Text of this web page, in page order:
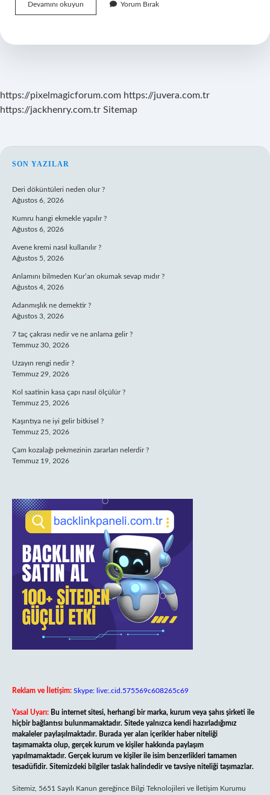
Devamını okuyun
Perde
Mi
Yorum Bırak
https://pixelmagicforum.com https://juvera.com.tr
https://jackhenry.com.tr Sitemap
SIDEBAR
SON YAZILAR
Deri döküntüleri neden olur ?
Ağustos 6, 2026
Kumru hangi ekmekle yapılır ?
Ağustos 6, 2026
Avene kremi nasıl kullanılır ?
Ağustos 5, 2026
Anlamını bilmeden Kur’an okumak sevap mıdır ?
Ağustos 4, 2026
Adanmışlık ne demektir ?
Ağustos 3, 2026
7 taç çakrası nedir ve ne anlama gelir ?
Temmuz 30, 2026
Uzayın rengi nedir ?
Temmuz 29, 2026
Kol saatinin kasa çapı nasıl ölçülür ?
Temmuz 25, 2026
Kaşıntıya ne iyi gelir bitkisel ?
Temmuz 25, 2026
Çam kozalağı pekmezinin zararları nelerdir ?
Temmuz 19, 2026
Reklam ve İletişim: Skype: live:.cid.575569c608265c69
Yasal Uyarı: Bu internet sitesi, herhangi bir marka, kurum veya şahıs şirketi ile
hiçbir bağlantısı bulunmamaktadır. Sitede yalnızca kendi hazırladığımız
makaleler paylaşılmaktadır. Burada yer alan içerikler haber niteliği
taşımamakta olup, gerçek kurum ve kişiler hakkında paylaşım
yapılmamaktadır. Gerçek kurum ve kişiler ile isim benzerlikleri tamamen
tesadüfidir. Sitemizdeki bilgiler taslak halindedir ve tavsiye niteliği taşımazlar.
Sitemiz, 5651 Sayılı Kanun gereğince Bilgi Teknolojileri ve İletişim Kurumu